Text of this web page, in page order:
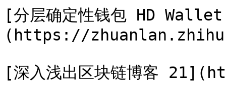
[分层确定性钱包 HD
(https://
[深入浅出区块链博客